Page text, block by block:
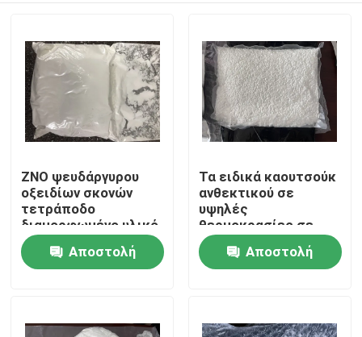
Σπίτι
Βίντεο
ZNO ψευδάργυρου
οξειδίων σκονών
τετράποδο
διαμορφωμένο υλικό
επιστρώματος
μουστακιών CAS
1314-13-2
Αποστολή
Τα ειδικά καουτσούκ
ανθεκτικού σε
υψηλές
θερμοκρασίες σε
λάδι, τα ελαστομερή
πολυακρυλικού (PCE)
προσφέρουν
χαρακτηριστικά που
Αποστολή